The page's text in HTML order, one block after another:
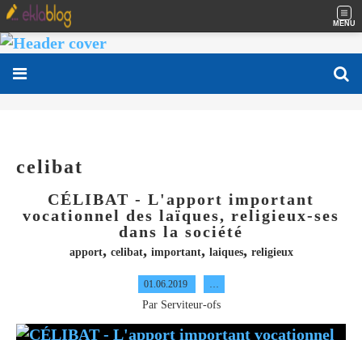
MENU
celibat
CÉLIBAT - L'apport important
vocationnel des laïques, religieux-ses
dans la société
apport, celibat, important, laiques, religieux
01.06.2019 …
Par Serviteur-ofs